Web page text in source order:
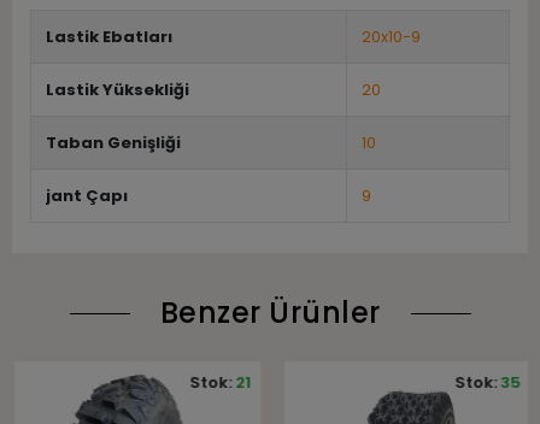
Lastik Ebatları 20x10-9
Lastik Yüksekliği 20
Taban Genişliği 10
jant Çapı 9
Benzer Ürünler
Stok:21 Stok:35